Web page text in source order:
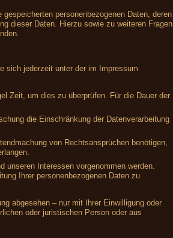
personenbezogenen Daten, deren
dieser Daten. Hierzu sowie zu weiteren Fragen
sich jederzeit unter der im Impressum
Zeit, um dies zu überprüfen. Für die Dauer der
die Einschränkung der Datenverarbeitung
von Rechtsansprüchen benötigen,
unseren Interessen vorgenommen werden.
Ihrer personenbezogenen Daten zu
abgesehen – nur mit Ihrer Einwilligung oder
oder juristischen Person oder aus